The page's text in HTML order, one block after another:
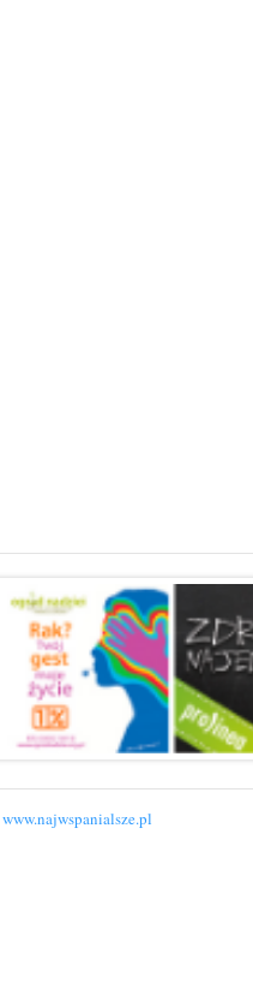
www.najwspanialsze.pl